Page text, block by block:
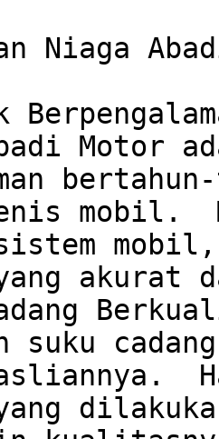
Niaga
Motor
mobil.
akurat
suku